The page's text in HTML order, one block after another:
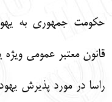
حكومت جمهوري به
قانون معتبر عمومي
راسا در مورد پذيرش